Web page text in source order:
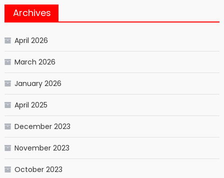
Archives
April 2026
March 2026
January 2026
April 2025
December 2023
November 2023
October 2023